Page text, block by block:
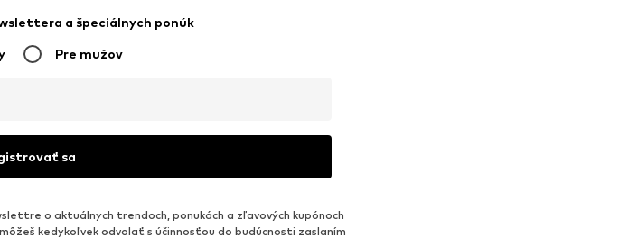
a špeciálnych ponúk
Pre mužov
sa
o aktuálnych trendoch, ponukách a zľavových kupónoch
kedykoľvek odvolať s účinnosťou do budúcnosti zaslaním